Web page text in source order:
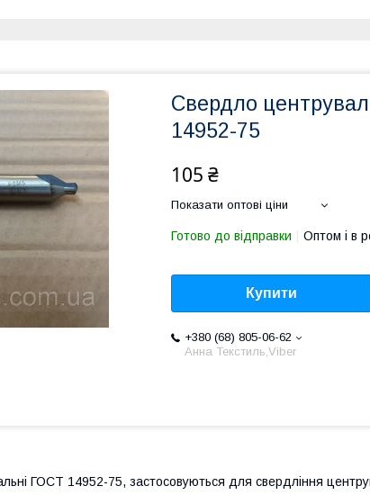
Свердло
14952-75
105 ₴
Показати оптові ціни
Готово до відправки Оптом і в
Купити
+380 (68) 805-06-62
Анна Текстиль,Viber
ГОСТ 14952-75, застосовуються для свердління